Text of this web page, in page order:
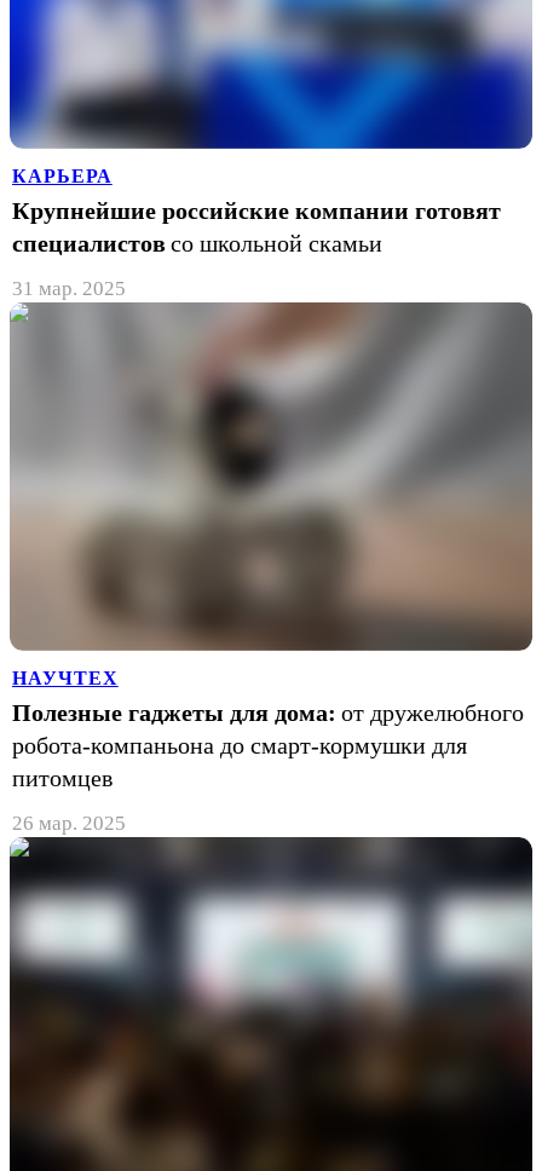
КАРЬЕРА
Крупнейшие российские компании готовят
специалистовсо школьной скамьи
31 мар. 2025
НАУЧТЕХ
Полезные гаджеты для дома: от дружелюбного
робота-компаньона до смарт-кормушки для
питомцев
26 мар. 2025